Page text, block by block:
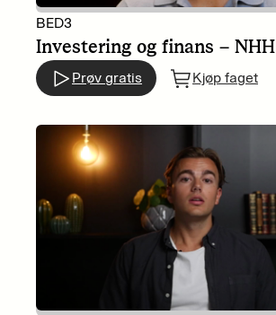
BED3
Investering og finans – NHH
Prøv gratis Kjøp faget